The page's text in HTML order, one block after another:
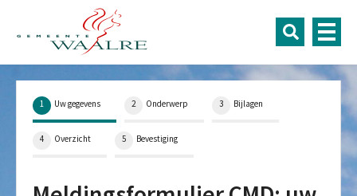
1 Huidige stap:
Uw gegevens 2 Onderwerp 3 Bijlagen
4 Overzicht 5 Bevestiging